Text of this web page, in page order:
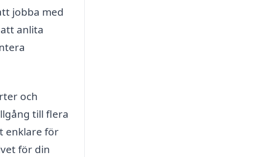
jobba med
anlita
och
till flera
enklare för
för din